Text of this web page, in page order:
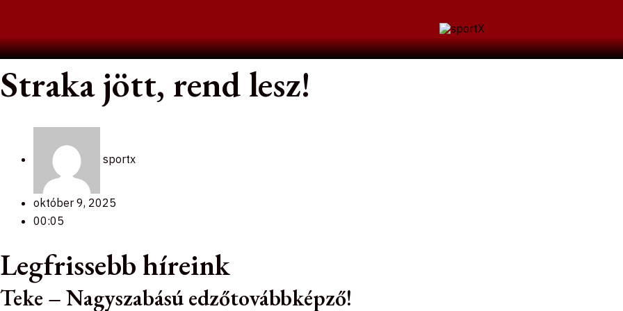
content
Straka jött, rend lesz!
sportx
október 9, 2025
00:05
Legfrissebb híreink
Teke – Nagyszabású edzőtovábbképző!